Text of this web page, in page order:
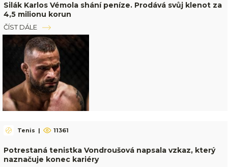
Silák Karlos Vémola shání peníze. Prodává svůj klenot za
4,5 milionu korun
ČÍST DÁLE
Tenis | 11361
Potrestaná tenistka Vondroušová napsala vzkaz, který
naznačuje konec kariéry